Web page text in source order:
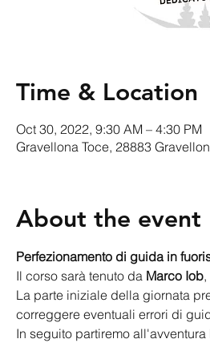
Time & Location
Oct 30, 2022, 9:30 AM – 4:30 PM
Gravellona Toce, 28883
About the event
Perfezionamento di guida in
Il corso sarà tenuto da Marco Iob,
La parte iniziale della giornata
correggere eventuali errori di
In seguito partiremo